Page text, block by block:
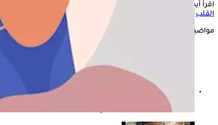
اقرأ أيضًا:
السعال وألم الصدر قد يكونا مؤشرا للإصابة بمرض في
القلب
مواضيع ذات صلة
ما هو ضعف القلب الانبساطي؟ وما هو علاجه؟